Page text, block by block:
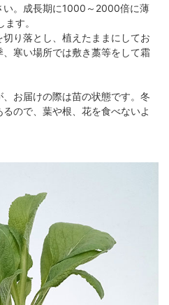
い。成長期に1000～2000倍に薄
す。
り落とし、植えたままにしてお
寒い場所では敷き藁等をして霜
お届けの際は苗の状態です。冬
ので、葉や根、花を食べないよ